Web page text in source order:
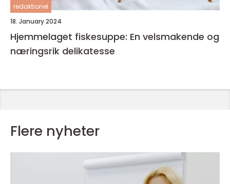
redaktionel
18. January 2024
Hjemmelaget fiskesuppe: En velsmakende og
næringsrik delikatesse
Flere nyheter